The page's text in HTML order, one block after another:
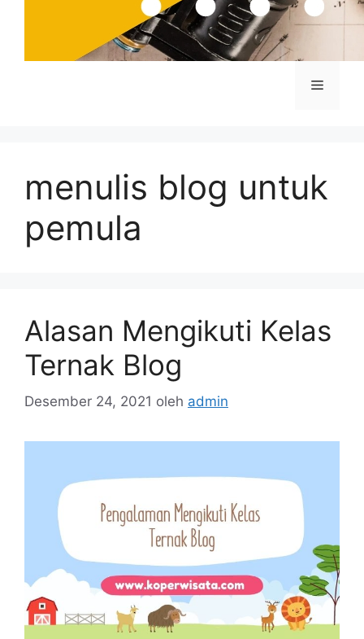
Menu
menulis blog untuk
pemula
Alasan Mengikuti Kelas
Ternak Blog
Desember 24, 2021 oleh admin